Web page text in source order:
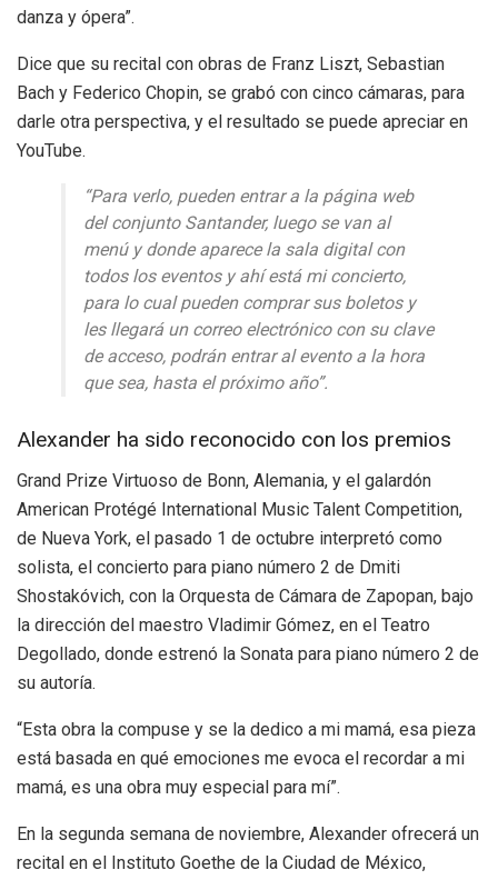
danza y ópera”.
Dice que su recital con obras de Franz Liszt, Sebastian
Bach y Federico Chopin, se grabó con cinco cámaras, para
darle otra perspectiva, y el resultado se puede apreciar en
YouTube.
“Para verlo, pueden entrar a la página web
del conjunto Santander, luego se van al
menú y donde aparece la sala digital con
todos los eventos y ahí está mi concierto,
para lo cual pueden comprar sus boletos y
les llegará un correo electrónico con su clave
de acceso, podrán entrar al evento a la hora
que sea, hasta el próximo año”.
Alexander ha sido reconocido con los premios
Grand Prize Virtuoso de Bonn, Alemania, y el galardón
American Protégé International Music Talent Competition,
de Nueva York, el pasado 1 de octubre interpretó como
solista, el concierto para piano número 2 de Dmiti
Shostakóvich, con la Orquesta de Cámara de Zapopan, bajo
la dirección del maestro Vladimir Gómez, en el Teatro
Degollado, donde estrenó la Sonata para piano número 2 de
su autoría.
“Esta obra la compuse y se la dedico a mi mamá, esa pieza
está basada en qué emociones me evoca el recordar a mi
mamá, es una obra muy especial para mí”.
En la segunda semana de noviembre, Alexander ofrecerá un
recital en el Instituto Goethe de la Ciudad de México,